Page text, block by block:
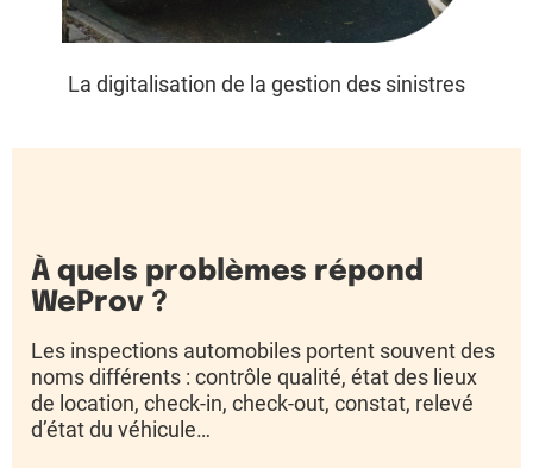
La digitalisation de la gestion des sinistres
À quels problèmes répond
WeProv ?
Les inspections automobiles portent souvent des
noms différents : contrôle qualité, état des lieux
de location, check-in, check-out, constat, relevé
d’état du véhicule…